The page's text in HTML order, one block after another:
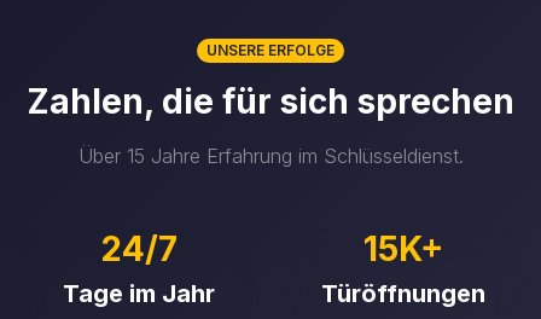
UNSERE ERFOLGE
Zahlen, die für sich sprechen
Über 15 Jahre Erfahrung im Schlüsseldienst.
24/7
Tage im Jahr
15K+
Türöffnungen